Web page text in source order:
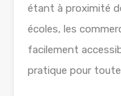
étant à proximité
écoles, les
facilement
pratique pour